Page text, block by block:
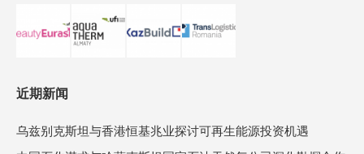
近期新闻
乌兹别克斯坦与香港恒基兆业探讨可再生能源投资机遇